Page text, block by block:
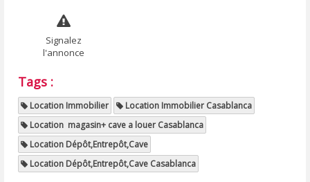
Signalez
l'annonce
Tags :
Location Immobilier
Location Immobilier Casablanca
Location magasin+ cave a louer Casablanca
Location Dépôt,Entrepôt,Cave
Location Dépôt,Entrepôt,Cave Casablanca